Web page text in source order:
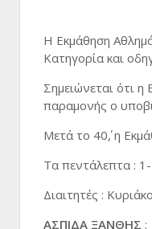
Η Εκμάθηση
Κατηγορία και
Σημειώνεται ότι
παραμονής ο
Μετά το 40΄, η
Τα πεντάλεπτα :
Διαιτητές :
ΑΣΠΙΔΑ ΞΑΝΘΗΣ :